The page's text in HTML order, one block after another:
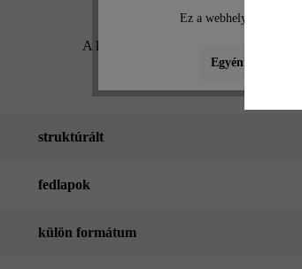
A két oldalon roppantott, 60 x 33 x 7,5
struktúrált
fedlapok
külön formátum
Ez a webhely cookie-
Egyéni beállítások